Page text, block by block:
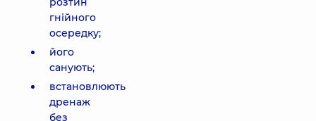
гнійного
осередку;
його
санують;
встановлюють
дренаж
без